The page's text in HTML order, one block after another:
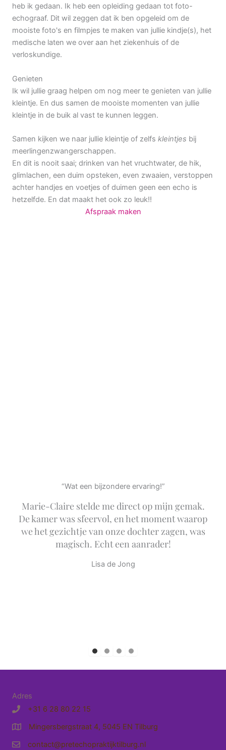
heb ik gedaan. Ik heb een opleiding gedaan tot foto-
echograaf. Dit wil zeggen dat ik ben opgeleid om de
mooiste foto's en filmpjes te maken van jullie kindje(s), het
medische laten we over aan het ziekenhuis of de
verloskundige.
Genieten
Ik wil jullie graag helpen om nog meer te genieten van jullie
kleintje. En dus samen de mooiste momenten van jullie
kleintje in de buik al vast te kunnen leggen.
Samen kijken we naar jullie kleintje of zelfs kleintjes bij
meerlingenzwangerschappen.
En dit is nooit saai; drinken van het vruchtwater, de hik,
glimlachen, een duim opsteken, even zwaaien, verstoppen
achter handjes en voetjes of duimen geen een echo is
hetzelfde. En dat maakt het ook zo leuk!!
Afspraak maken
“Wat een bijzondere ervaring!”
Marie-Claire stelde me direct op mijn gemak.
De kamer was sfeervol, en het moment waarop
we het gezichtje van onze dochter zagen, was
magisch. Echt een aanrader!
Lisa de Jong
Adres
+31 6 28 80 22 15
Route naar Pretecho Praktijk Tilburg
Mingersbergstraat 4, 5045 EN Tilburg
e-mailadres
contact@pretechopraktijktilburg.nl